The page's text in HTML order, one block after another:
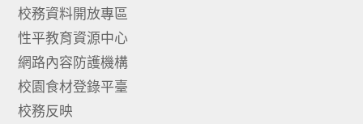
校務資料開放專區
性平教育資源中心
網路內容防護機構
校園食材登錄平臺
校務反映